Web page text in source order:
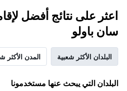
اعثر على نتائج أفضل
سان باولو
البلدان الأكثر شعبية المدن الأكثر
البلدان التي يبحث عنها مستخدمونا